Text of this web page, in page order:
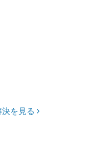
を見る